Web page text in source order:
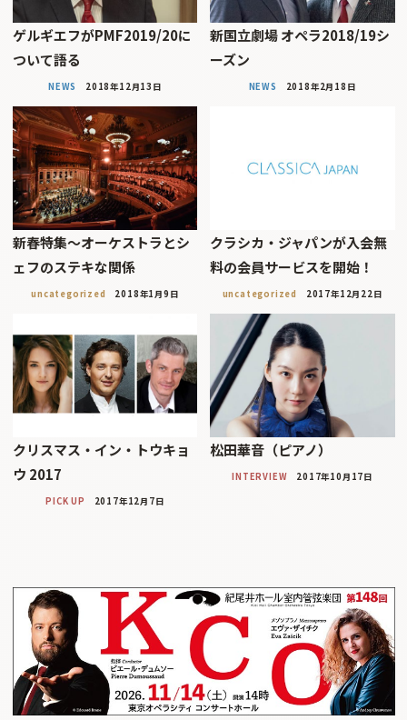
ゲルギエフがPMF2019/20に
ついて語る
NEWS 2018年12月13日
新国立劇場 オペラ2018/19シ
ーズン
NEWS 2018年2月18日
新春特集〜オーケストラとシ
ェフのステキな関係
uncategorized 2018年1月9日
クラシカ・ジャパンが入会無
料の会員サービスを開始！
uncategorized 2017年12月22日
クリスマス・イン・トウキョ
ウ 2017
PICK UP 2017年12月7日
松田華音（ピアノ）
INTERVIEW 2017年10月17日